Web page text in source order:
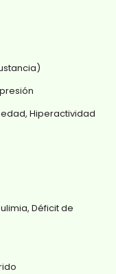
Hiperactividad
Déficit de